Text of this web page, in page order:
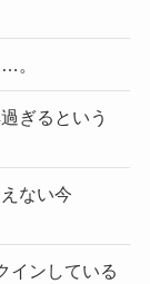
。
ぎるという
ない今
インしている